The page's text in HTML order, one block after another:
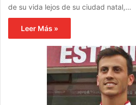
de su vida lejos de su ciudad natal,…
Leer Más »